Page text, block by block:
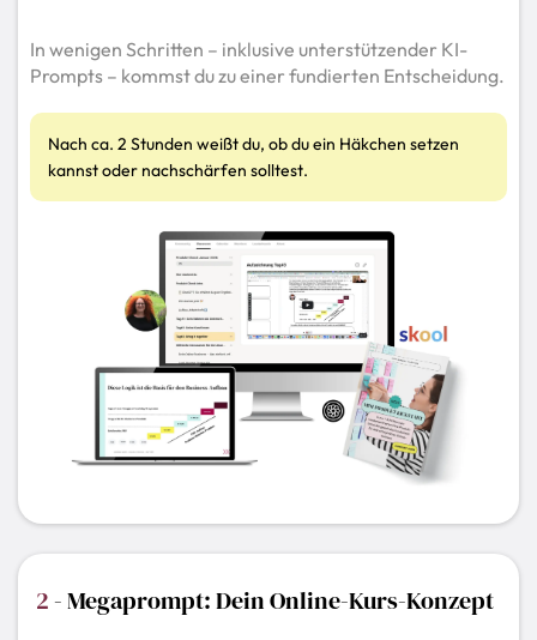
In wenigen Schritten – inklusive unterstützender KI-
Prompts – kommst du zu einer fundierten Entscheidung.
Nach ca. 2 Stunden weißt du, ob du ein Häkchen setzen
kannst oder nachschärfen solltest.
2- Megaprompt: Dein Online-Kurs-Konzept